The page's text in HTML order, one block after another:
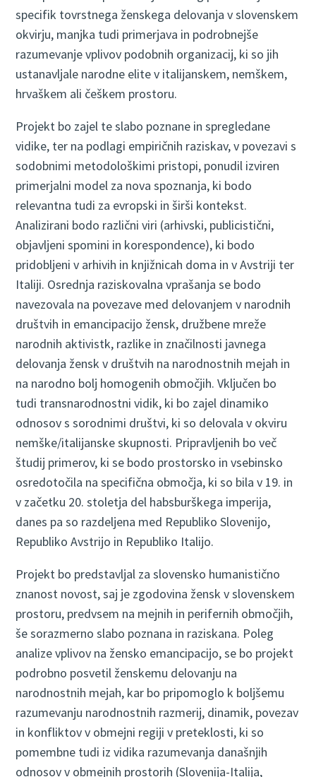
specifik tovrstnega ženskega delovanja v slovenskem
okvirju, manjka tudi primerjava in podrobnejše
razumevanje vplivov podobnih organizacij, ki so jih
ustanavljale narodne elite v italijanskem, nemškem,
hrvaškem ali češkem prostoru.
Projekt bo zajel te slabo poznane in spregledane
vidike, ter na podlagi empiričnih raziskav, v povezavi s
sodobnimi metodološkimi pristopi, ponudil izviren
primerjalni model za nova spoznanja, ki bodo
relevantna tudi za evropski in širši kontekst.
Analizirani bodo različni viri (arhivski, publicistični,
objavljeni spomini in korespondence), ki bodo
pridobljeni v arhivih in knjižnicah doma in v Avstriji ter
Italiji. Osrednja raziskovalna vprašanja se bodo
navezovala na povezave med delovanjem v narodnih
društvih in emancipacijo žensk, družbene mreže
narodnih aktivistk, razlike in značilnosti javnega
delovanja žensk v društvih na narodnostnih mejah in
na narodno bolj homogenih območjih. Vključen bo
tudi transnarodnostni vidik, ki bo zajel dinamiko
odnosov s sorodnimi društvi, ki so delovala v okviru
nemške/italijanske skupnosti. Pripravljenih bo več
študij primerov, ki se bodo prostorsko in vsebinsko
osredotočila na specifična območja, ki so bila v 19. in
v začetku 20. stoletja del habsburškega imperija,
danes pa so razdeljena med Republiko Slovenijo,
Republiko Avstrijo in Republiko Italijo.
Projekt bo predstavljal za slovensko humanistično
znanost novost, saj je zgodovina žensk v slovenskem
prostoru, predvsem na mejnih in perifernih območjih,
še sorazmerno slabo poznana in raziskana. Poleg
analize vplivov na žensko emancipacijo, se bo projekt
podrobno posvetil ženskemu delovanju na
narodnostnih mejah, kar bo pripomoglo k boljšemu
razumevanju narodnostnih razmerij, dinamik, povezav
in konfliktov v obmejni regiji v preteklosti, ki so
pomembne tudi iz vidika razumevanja današnjih
odnosov v obmejnih prostorih (Slovenija-Italija,